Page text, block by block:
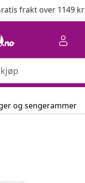
frakt over 1149 kr
og sengerammer